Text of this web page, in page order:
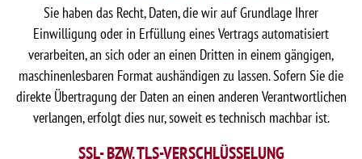
Sie haben das Recht, Daten, die wir auf Grundlage Ihrer
Einwilligung oder in Erfüllung eines Vertrags automatisiert
verarbeiten, an sich oder an einen Dritten in einem gängigen,
maschinenlesbaren Format aushändigen zu lassen. Sofern Sie die
direkte Übertragung der Daten an einen anderen Verantwortlichen
verlangen, erfolgt dies nur, soweit es technisch machbar ist.
SSL- BZW. TLS-VERSCHLÜSSELUNG